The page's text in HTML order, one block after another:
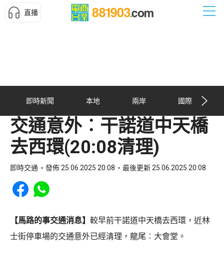
直播
即時新聞 本地 兩岸 國際
交通意外︰干諾道中天橋
去西環(20:08清理)
即時交通 發佈 25.06.2025 20:08 最後更新 25.06.2025 20:08
Share to Facebook
Share to WhatsApp
【馬路的事交通消息】 較早前干諾道中天橋去西環，近林
士街停車場的交通意外已經清理，龍尾︰大會堂。